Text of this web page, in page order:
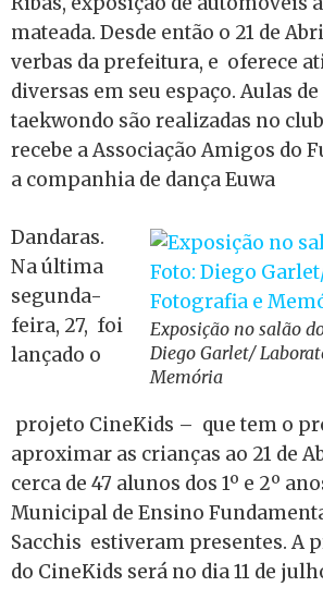
mateada. Desde então o 21 de
verbas da prefeitura, e oferece
diversas em seu espaço. Aulas
taekwondo são realizadas no
recebe a Associação Amigos do
a companhia de dança Euwa
Exposição no salão
Diego Garlet/
Memória
Dandaras.
Na última
segunda-
feira, 27, foi
lançado o
projeto CineKids – que tem o
aproximar as crianças ao 21 de
cerca de 47 alunos dos 1º e 2º
Municipal de Ensino
Sacchis estiveram presentes. A
do CineKids será no dia 11 de